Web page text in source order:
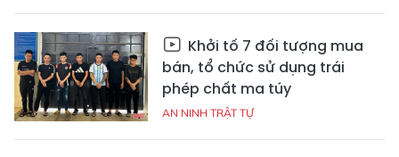
Khởi tố 7 đối tượng mua
bán, tổ chức sử dụng trái
phép chất ma túy
AN NINH TRẬT TỰ